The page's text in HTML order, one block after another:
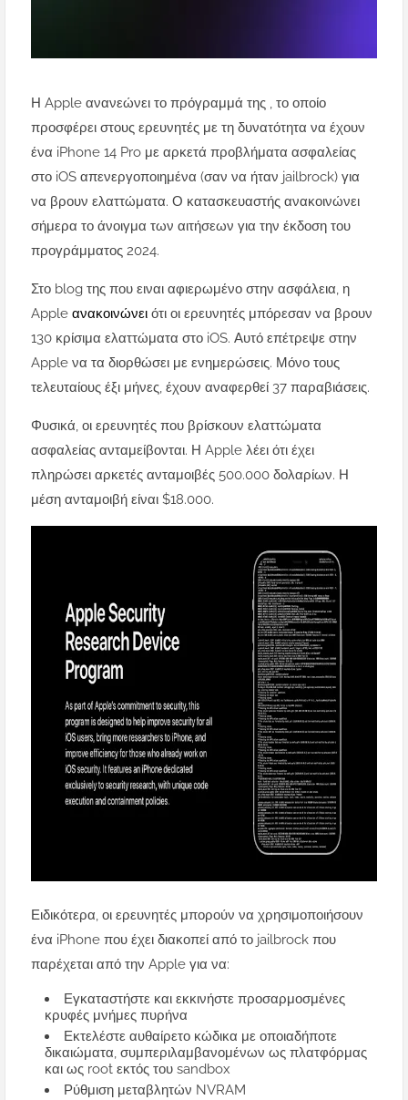
Η Apple ανανεώνει το πρόγραμμά της , το οποίο
προσφέρει στους ερευνητές με τη δυνατότητα να έχουν
ένα iPhone 14 Pro με αρκετά προβλήματα ασφαλείας
στο iOS απενεργοποιημένα (σαν να ήταν jailbrock) για
να βρουν ελαττώματα. Ο κατασκευαστής ανακοινώνει
σήμερα το άνοιγμα των αιτήσεων για την έκδοση του
προγράμματος 2024.
Στο blog της που ειναι αφιερωμένο στην ασφάλεια, η
Apple ανακοινώνει ότι οι ερευνητές μπόρεσαν να βρουν
130 κρίσιμα ελαττώματα στο iOS. Αυτό επέτρεψε στην
Apple να τα διορθώσει με ενημερώσεις. Μόνο τους
τελευταίους έξι μήνες, έχουν αναφερθεί 37 παραβιάσεις.
Φυσικά, οι ερευνητές που βρίσκουν ελαττώματα
ασφαλείας ανταμείβονται. Η Apple λέει ότι έχει
πληρώσει αρκετές ανταμοιβές 500.000 δολαρίων. Η
μέση ανταμοιβή είναι $18.000.
Ειδικότερα, οι ερευνητές μπορούν να χρησιμοποιήσουν
ένα iPhone που έχει διακοπεί από το jailbrock που
παρέχεται από την Apple για να:
Εγκαταστήστε και εκκινήστε προσαρμοσμένες
κρυφές μνήμες πυρήνα
Εκτελέστε αυθαίρετο κώδικα με οποιαδήποτε
δικαιώματα, συμπεριλαμβανομένων ως πλατφόρμας
και ως root εκτός του sandbox
Ρύθμιση μεταβλητών NVRAM